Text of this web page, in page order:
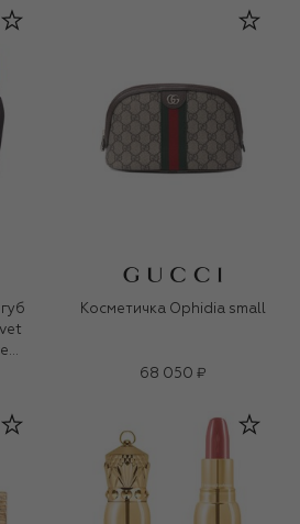
Косметичка Ophidia small
68 050 ₽